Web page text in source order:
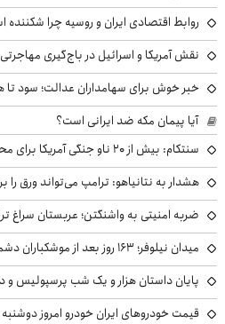
روابط اقتصادی ایران و روسیه چرا شکننده
نقش آمریکا و اسرائیل در باج‌گیری
خبر خوش برای سهامداران عدالت؛ سود تا
آیا پیمان مکه ضد ایرانی است؟
سنتکام: بیش از ۲۰ ناو جنگی آمریکا برای محاصره ایران مستقرند
هشدار به نتانیاهو: ترامپ می‌تواند ورق را
ضربه امنیتی به واشنگتن؛ عربستان سراغ
میدان نیلوفر؛ ۱۶۳ روز بعد از موشکباران دشمن متجاوز
پایان داستان هزار و یک شب پرسپولیس و
قیمت خودروهای ایران خودرو امروز دوشنبه ۱۹ مرداد ۱۴۰۵ + جدول